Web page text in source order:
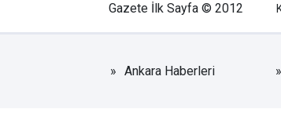
Gazete İlk Sayfa © 2012
Ankara Haberleri